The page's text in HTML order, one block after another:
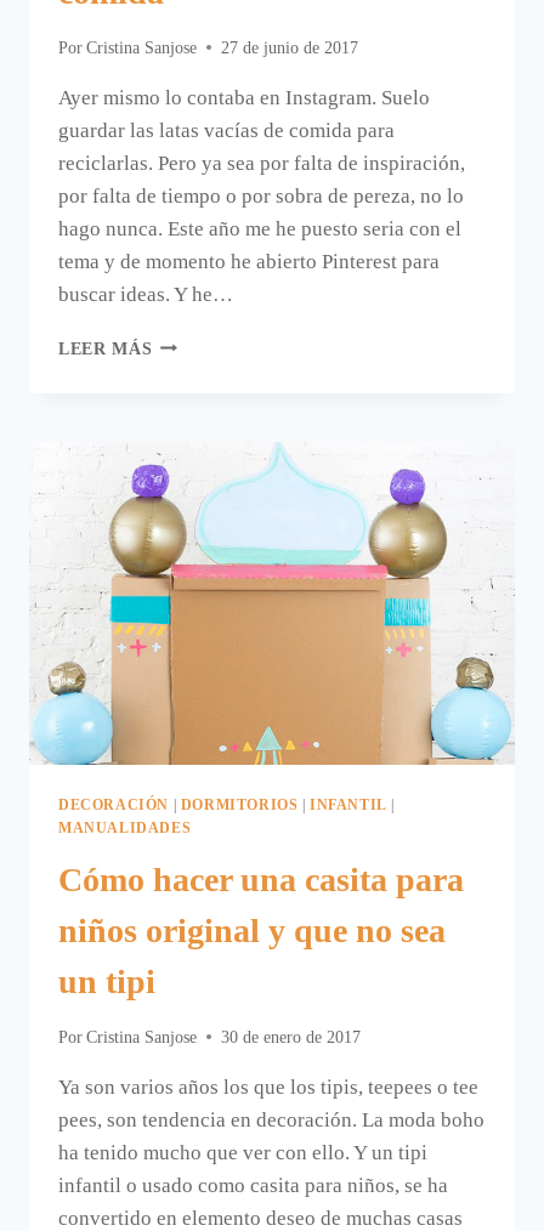
Por Cristina Sanjose 27 de junio de 2017
Ayer mismo lo contaba en Instagram. Suelo
guardar las latas vacías de comida para
reciclarlas. Pero ya sea por falta de inspiración,
por falta de tiempo o por sobra de pereza, no lo
hago nunca. Este año me he puesto seria con el
tema y de momento he abierto Pinterest para
buscar ideas. Y he…
LEER MÁS CÓMO
VERANO
RECILANDO
LATAS
DE
COMIDA
DECORACIÓN DORMITORIOS |INFANTIL
MANUALIDADES
Cómo hacer una casita para
niños original y que no sea
un tipi
Por Cristina Sanjose 30 de enero de 2017
Ya son varios años los que los tipis, teepees o tee
pees, son tendencia en decoración. La moda boho
ha tenido mucho que ver con ello. Y un tipi
infantil o usado como casita para niños, se ha
convertido en elemento deseo de muchas casas